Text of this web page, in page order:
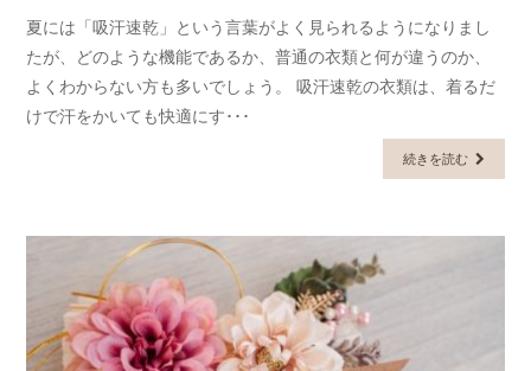
夏には「吸汗速乾」という言葉がよく見られるようになりまし
たが、どのような機能であるか、普通の衣類と何が違うのか、
よくわからない方も多いでしょう。 吸汗速乾の衣類は、着るだ
けで汗をかいても快適にす･･･
続きを読む